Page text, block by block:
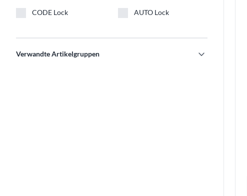
CODE Lock AUTO Lock
Verwandte Artikelgruppen expand_more